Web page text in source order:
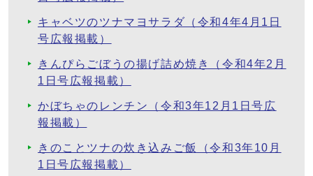
キャベツのツナマヨサラダ（令和4年4月1日
号広報掲載）
きんぴらごぼうの揚げ詰め焼き（令和4年2月
1日号広報掲載）
かぼちゃのレンチン（令和3年12月1日号広
報掲載）
きのことツナの炊き込みご飯（令和3年10月
1日号広報掲載）